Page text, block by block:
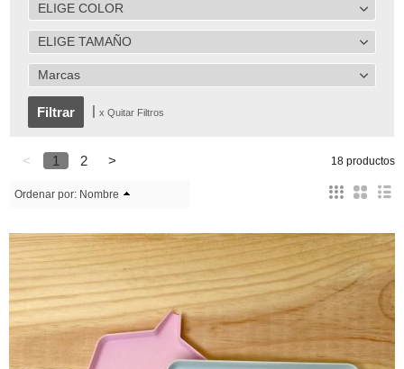
ELIGE COLOR
ELIGE TAMAÑO
Marcas
x Quitar Filtros
< 1 2 > 18 productos
Ordenar por: Nombre